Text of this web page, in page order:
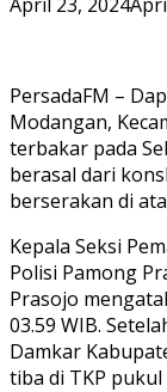
PersadaFM –
Modangan,
terbakar pada
berasal dari
berserakan di
Kepala Seksi
Polisi Pamong
Prasojo
03.59 WIB.
Damkar
tiba di TKP pukul